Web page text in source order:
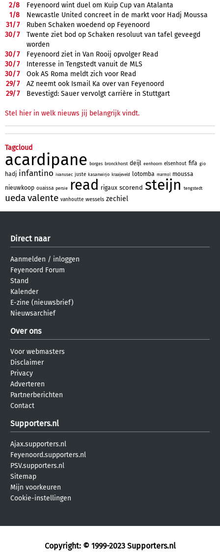
2/8
Feyenoord wint duel om Kuip Cup van Atalanta
1/8
Newcastle United concreet in de markt voor Hadj Moussa
31/7
Ruben Schaken woedend op Feyenoord
30/7
Twente ziet bod op Schaken resoluut van tafel geveegd
worden
30/7
Feyenoord ziet in Van Rooij opvolger Read
30/7
Interesse in Tengstedt vanuit de MLS
30/7
Ook AS Roma meldt zich voor Read
29/7
AZ neemt ook Ismail Ka over van Feyenoord
29/7 Bevestigd: Sauer vervolgt carrière in Stuttgart
Stel hier in welk nieuws jij belangrijk vindt.
Tagcloud
acardipane borges bronckhorst deijl eenhoorn elsenhout fifa gio
hadj infantino ivanusec juste kasanwirjo kraaijeveld lotomba marmol
moussa
nieuwkoop ouaissa persie read rigaux scorend steijn tengstedt
uedavalente vanhoutte wessels zechiel
Direct naar
Aanmelden / inloggen
Feyenoord Forum
Stand
Kalender
E-zine (nieuwsbrief)
Nieuwsarchief
Over ons
Voor webmasters
Disclaimer
Privacy
Adverteren
Partnerberichten
Contact
Supporters.nl
Ajax.supporters.nl
Feyenoord.supporters.nl
PSV.supporters.nl
Sitemap
Mijn voorkeuren
Cookie-instellingen
Copyright: © 1999-2023 Supporters.nl